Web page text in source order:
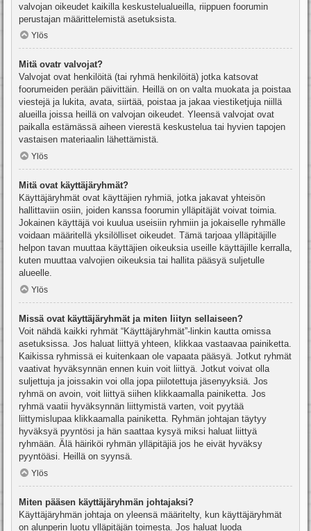
valvojan oikeudet kaikilla keskustelualueilla, riippuen foorumin
perustajan määrittelemistä asetuksista.
Ylös
Mitä ovatr valvojat?
Valvojat ovat henkilöitä (tai ryhmä henkilöitä) jotka katsovat
foorumeiden perään päivittäin. Heillä on on valta muokata ja poistaa
viestejä ja lukita, avata, siirtää, poistaa ja jakaa viestiketjuja niillä
alueilla joissa heillä on valvojan oikeudet. Yleensä valvojat ovat
paikalla estämässä aiheen vierestä keskustelua tai hyvien tapojen
vastaisen materiaalin lähettämistä.
Ylös
Mitä ovat käyttäjäryhmät?
Käyttäjäryhmät ovat käyttäjien ryhmiä, jotka jakavat yhteisön
hallittaviin osiin, joiden kanssa foorumin ylläpitäjät voivat toimia.
Jokainen käyttäjä voi kuulua useisiin ryhmiin ja jokaiselle ryhmälle
voidaan määritellä yksilölliset oikeudet. Tämä tarjoaa ylläpitäjille
helpon tavan muuttaa käyttäjien oikeuksia useille käyttäjille kerralla,
kuten muuttaa valvojien oikeuksia tai hallita pääsyä suljetulle
alueelle.
Ylös
Missä ovat käyttäjäryhmät ja miten liityn sellaiseen?
Voit nähdä kaikki ryhmät “Käyttäjäryhmät”-linkin kautta omissa
asetuksissa. Jos haluat liittyä yhteen, klikkaa vastaavaa painiketta.
Kaikissa ryhmissä ei kuitenkaan ole vapaata pääsyä. Jotkut ryhmät
vaativat hyväksynnän ennen kuin voit liittyä. Jotkut voivat olla
suljettuja ja joissakin voi olla jopa piilotettuja jäsenyyksiä. Jos
ryhmä on avoin, voit liittyä siihen klikkaamalla painiketta. Jos
ryhmä vaatii hyväksynnän liittymistä varten, voit pyytää
liittymislupaa klikkaamalla painiketta. Ryhmän johtajan täytyy
hyväksyä pyyntösi ja hän saattaa kysyä miksi haluat liittyä
ryhmään. Älä häiriköi ryhmän ylläpitäjiä jos he eivät hyväksy
pyyntöäsi. Heillä on syynsä.
Ylös
Miten pääsen käyttäjäryhmän johtajaksi?
Käyttäjäryhmän johtaja on yleensä määritelty, kun käyttäjäryhmät
on alunperin luotu ylläpitäjän toimesta. Jos haluat luoda